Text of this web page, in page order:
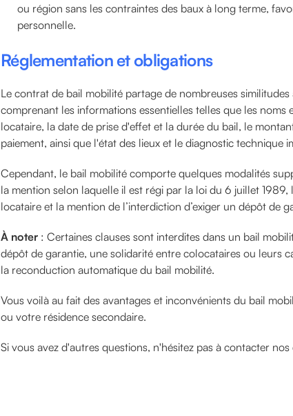
ou région sans les contraintes des baux à long terme,
personnelle.
Réglementation et obligations
Le contrat de bail mobilité partage de nombreuses
comprenant les informations essentielles telles que les noms
locataire, la date de prise d'effet et la durée du bail, le
paiement, ainsi que l'état des lieux et le diagnostic technique
Cependant, le bail mobilité comporte quelques modalités
la mention selon laquelle il est régi par la loi du 6 juillet
locataire et la mention de l’interdiction d’exiger un dépôt de
À noter : Certaines clauses sont interdites dans un bail
dépôt de garantie, une solidarité entre colocataires ou leurs
la reconduction automatique du bail mobilité.
Vous voilà au fait des avantages et inconvénients du bail
ou votre résidence secondaire.
Si vous avez d'autres questions, n'hésitez pas à contacter nos